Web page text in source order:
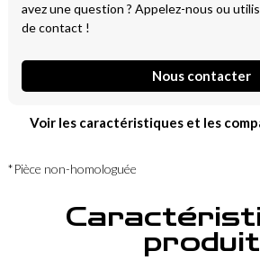
avez une question ? Appelez-nous ou
de contact !
Nous contacter
Voir les caractéristiques et les
*Pièce non-homologuée
produit